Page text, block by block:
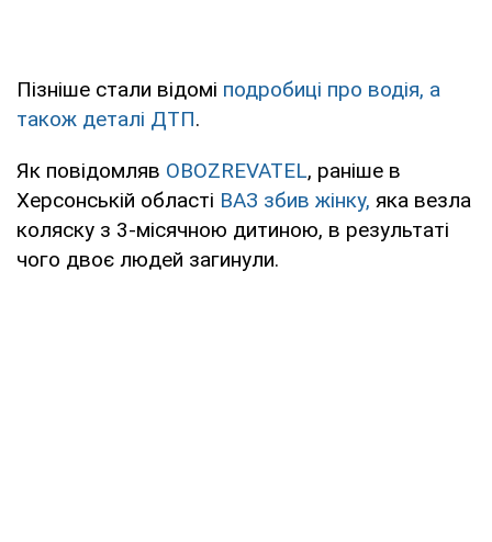
Пізніше стали відомі подробиці про водія, а
також деталі ДТП.
Як повідомляв OBOZREVATEL, раніше в
Херсонській області ВАЗ збив жінку, яка везла
коляску з 3-місячною дитиною, в результаті
чого двоє людей загинули.